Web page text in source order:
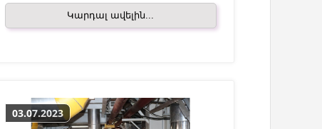
Կարդալ ավելին...
03.07.2023